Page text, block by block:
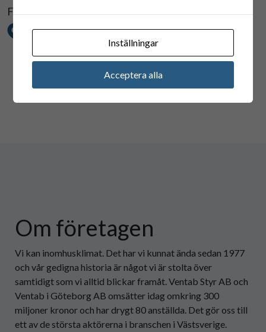
Fria Bröd
Bårhult
Om företagen
Vi kan inomhusklimat. Det har vi kunnat ända sedan 1977
och vår gedigna historia är något vi är stolta över
samtidigt som vi alltid blickar framåt. Ventab Styr AB och
Ventab i Göteborg AB omsätter idag omkring 300
miljoner kronor och har drygt 80 anställda. Det gör oss till
ett av de största aktörerna i branschen i Västsverige.
Inställningar
Acceptera alla